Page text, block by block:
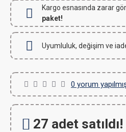
Kargo esnasında zarar
paket!
Uyumluluk, değişim ve
0 yorum
27 adet satıldı!